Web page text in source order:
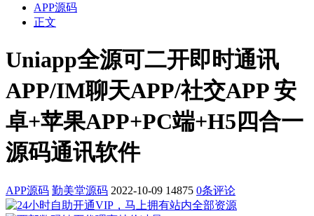
APP源码
正文
Uniapp全源可二开即时通讯
APP/IM聊天APP/社交APP 安
卓+苹果APP+PC端+H5四合一
源码通讯软件
APP源码 勤美堂源码 2022-10-09 14875 0条评论